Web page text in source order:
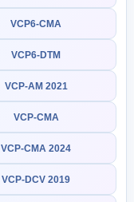
VCP6-CMA
VCP6-DTM
VCP-AM 2021
VCP-CMA
VCP-CMA 2024
VCP-DCV 2019